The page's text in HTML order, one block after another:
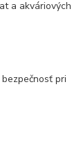
a akváriových
pri